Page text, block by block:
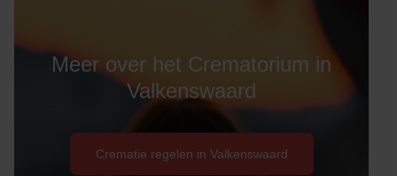
Meer over het Crematorium in
Valkenswaard
Crematie regelen in Valkenswaard